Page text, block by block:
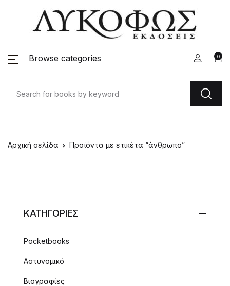
Browse categories 0
Αρχική σελίδα Προϊόντα με ετικέτα “άνθρωπο”
ΚΑΤΗΓΟΡΙΕΣ
Pocketbooks
Αστυνομικό
Βιογραφίες